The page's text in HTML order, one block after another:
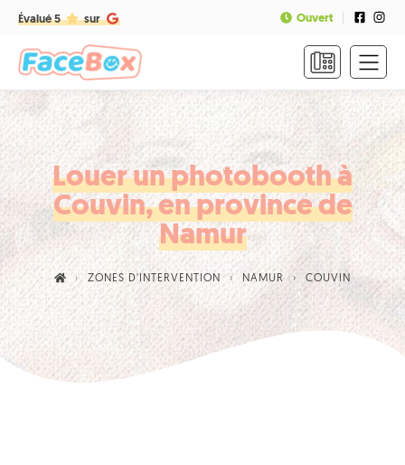
Évalué 5 sur Ouvert
ACCUEIL
FORMULES
TARIFS
FAQ
CONTACT
NOUS
APPELER
RÉSERVER
Louer un photobooth à
Couvin, en province de
Namur
ZONES D'INTERVENTION NAMUR COUVIN